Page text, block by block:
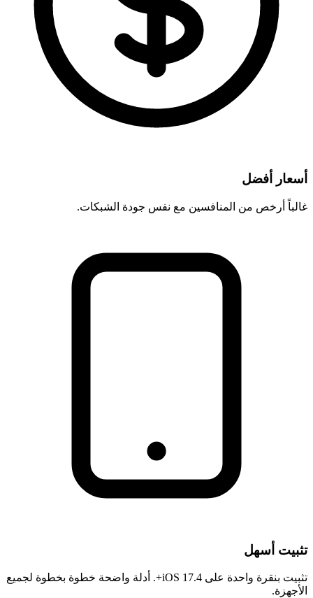
أسعار أفضل
غالباً أرخص من المنافسين مع نفس جودة الشبكات.
تثبيت أسهل
تثبيت بنقرة واحدة على iOS 17.4+. أدلة واضحة خطوة بخطوة لجميع
الأجهزة.